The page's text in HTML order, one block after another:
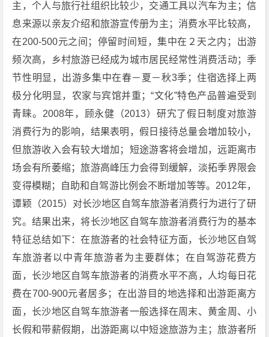
主，个人与旅行社组织比较少，交通工具以汽车为主；信
息来源以亲友介绍和旅游宣传册为主；消费水平比较高，
在200-500元之间；停留时间短，集中在２天之内；出游
频次高，乡村旅游已经成为城市居民经常性消费活动；季
节性明显，出游多集中在春－夏－秋3季；住宿选择上两
极分化明显，农家与宾馆并重；“文化”特色产品普遍受到
青睐。2008年，顾永健（2013）研宄了假日制度对旅游
消费行为的影响，结果表明，假日接待总量会増加较小，
但旅游收入会有较大增加；短途游客将会增加，远距离市
场会有所萎缩；旅游高峰压力会得到缓解，淡拓季界限会
变得模糊；自助和自驾游比例会不断增加等等。2012年，
谭颖（2015）对长沙地区自驾车旅游者消费行为进行了研
究。结果出来，将长沙地区自驾车旅游者消费行为的基本
特征总结如下：在旅游者的社会特征方面，长沙地区自驾
车旅游者以中青年旅游者为主要群体；在自驾游花费方
面，长沙地区自驾车旅游者的消费水平不高，人均每日花
费在700-900元者居多；在出游目的地选择和出游距离方
面，长沙地区自驾车旅游者一般选择在周末、黄金周、小
长假和带薪假期，出游距离以中短途旅游为主；旅游者所